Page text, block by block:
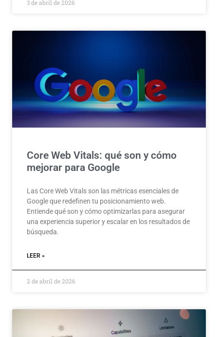
3 de abril de 2026
Core Web Vitals: qué son y cómo
mejorar para Google
Las Core Web Vitals son las métricas esenciales de
Google que redefinen tu posicionamiento web.
Entiende qué son y cómo optimizarlas para asegurar
una experiencia superior y escalar en los resultados de
búsqueda.
LEER »
2 de abril de 2026